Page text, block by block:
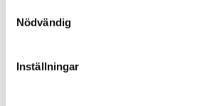
Nödvändig
Inställningar
oktober (8)
augusti (1)
juli (1)